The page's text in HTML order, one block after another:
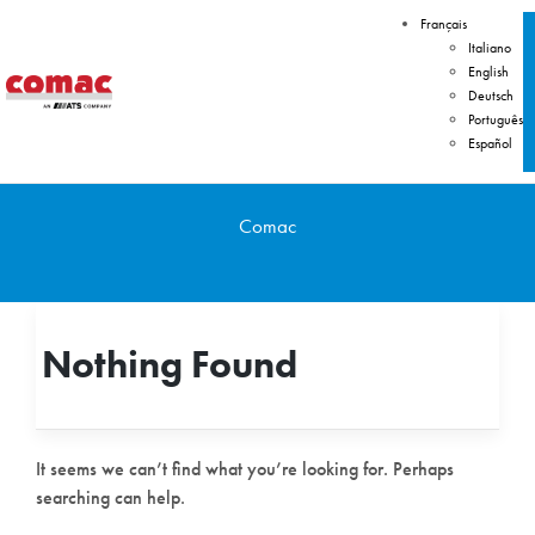
Français
Italiano
English
Deutsch
Português
Español
Comac
Nothing Found
It seems we can’t find what you’re looking for. Perhaps
searching can help.